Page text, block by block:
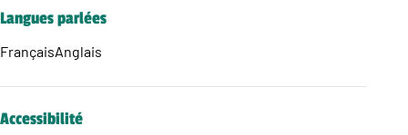
Langues parlées
FrançaisAnglais
Accessibilité